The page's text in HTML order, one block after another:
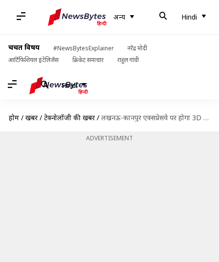
अन्य Hindi
चर्चित विषय #NewsBytesExplainer
नरेंद्र मोदी
आर्टिफिशियल इंटेलिजेंस
क्रिकेट समाचार राहुल गांधी
Hindi
होम / खबरें / टेक्नोलॉजी की खबरें / लखनऊ-कानपुर एक्सप्रेसवे पर होगा 3D AMG टेक्नोलॉजी का इस्तेमाल, क्या है इसका मतलब?
ADVERTISEMENT